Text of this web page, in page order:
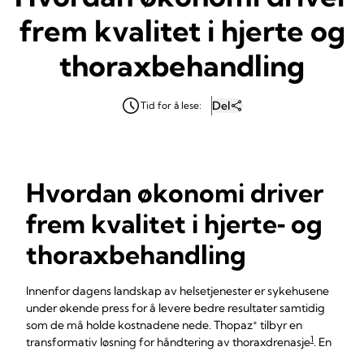
frem kvalitet i hjerte og
thoraxbehandling
Tid for å lese: Del
Hvordan økonomi driver
frem kvalitet i hjerte‑ og
thoraxbehandling
Innenfor dagens landskap av helsetjenester er sykehusene
under økende press for å levere bedre resultater samtidig
som de må holde kostnadene nede. Thopaz+ tilbyr en
transformativ løsning for håndtering av thoraxdrenasje1. En